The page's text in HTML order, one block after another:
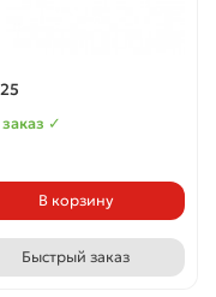
✓
В корзину
Быстрый заказ